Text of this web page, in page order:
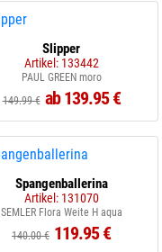
Slipper
Artikel: 133442
PAUL GREEN moro
149.99 € ab 139.95 €
Spangenballerina
Artikel: 131070
SEMLER Flora Weite H aqua
140.00 € 119.95 €